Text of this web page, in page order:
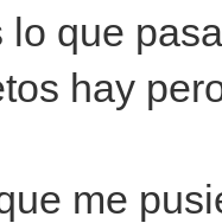
que
hay
me